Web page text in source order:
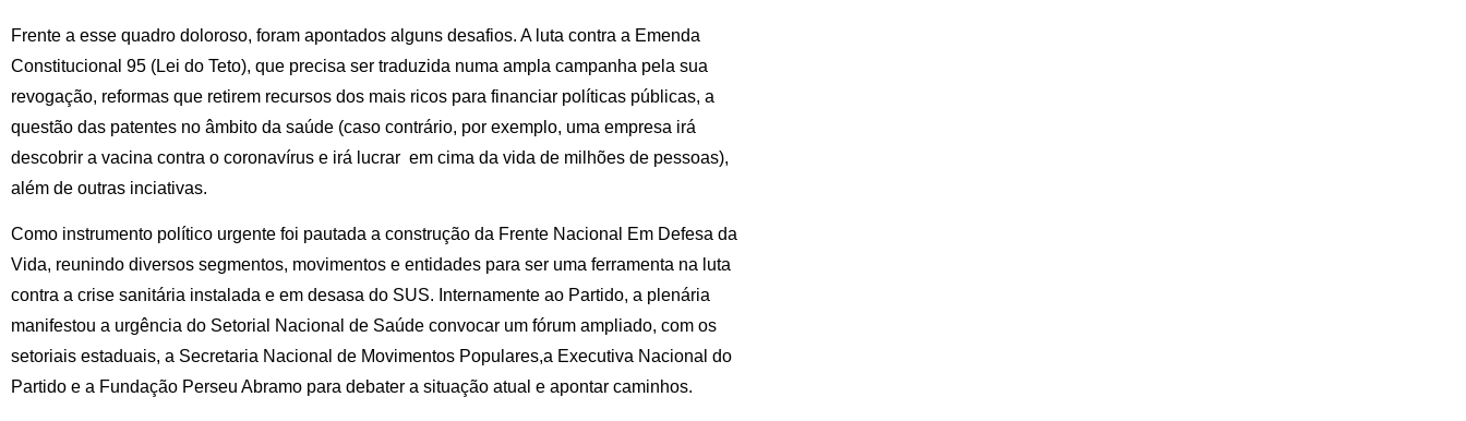
Frente a esse quadro doloroso, foram apontados alguns desafios. A luta contra a Emenda
Constitucional 95 (Lei do Teto), que precisa ser traduzida numa ampla campanha pela sua
revogação, reformas que retirem recursos dos mais ricos para financiar políticas públicas, a
questão das patentes no âmbito da saúde (caso contrário, por exemplo, uma empresa irá
descobrir a vacina contra o coronavírus e irá lucrar em cima da vida de milhões de pessoas),
além de outras inciativas.
Como instrumento político urgente foi pautada a construção da Frente Nacional Em Defesa da
Vida, reunindo diversos segmentos, movimentos e entidades para ser uma ferramenta na luta
contra a crise sanitária instalada e em desasa do SUS. Internamente ao Partido, a plenária
manifestou a urgência do Setorial Nacional de Saúde convocar um fórum ampliado, com os
setoriais estaduais, a Secretaria Nacional de Movimentos Populares,a Executiva Nacional do
Partido e a Fundação Perseu Abramo para debater a situação atual e apontar caminhos.